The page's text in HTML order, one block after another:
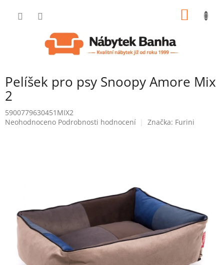
Pelíšek pro psy Snoopy Amore Mix
2
5900779630451MIX2
Průměrné
Neohodnoceno Podrobnosti hodnocení Značka: Furini